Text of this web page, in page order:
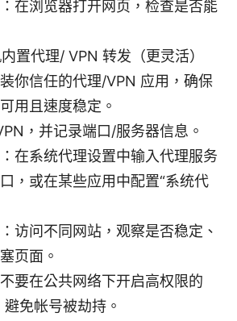
在浏览器打开网页，检查是否能
置代理/ VPN 转发（更灵活）
你信任的代理/VPN 应用，确保
用且速度稳定。
，并记录端口/服务器信息。
在系统代理设置中输入代理服务
，或在某些应用中配置“系统代
访问不同网站，观察是否稳定、
页面。
要在公共网络下开启高权限的
免帐号被劫持。